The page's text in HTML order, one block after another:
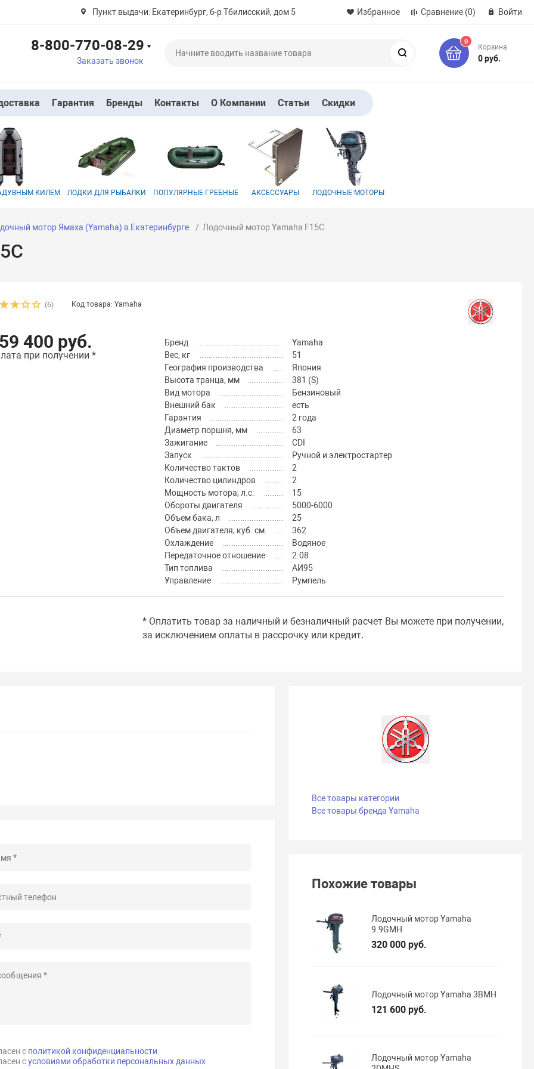
Пункт выдачи: Екатеринбург, б-р Тбилисский, дом 5 Избранное Сравнение (0) Войти
8-800-770-08-29
Заказать звонок
0
Корзина
0 руб.
Гарантия Бренды Контакты О Компании Статьи Скидки
КИЛЕМ ЛОДКИ ДЛЯ РЫБАЛКИ ПОПУЛЯРНЫЕ ГРЕБНЫЕ АКСЕССУАРЫ ЛОДОЧНЫЕ МОТОРЫ
мотор Ямаха (Yamaha) в Екатеринбурге Лодочный мотор Yamaha F15C
(6) Код товара: Yamaha
400 руб.
при получении *
Бренд
Yamaha
Вес, кг
51
География производства
Япония
Высота транца, мм
381 (S)
Вид мотора
Бензиновый
Внешний бак
есть
Гарантия
2 года
Диаметр поршня, мм
63
Зажигание
CDI
Запуск
Ручной и электростартер
Количество тактов
2
Количество цилиндров
2
Мощность мотора, л.с.
15
Обороты двигателя
5000-6000
Объем бака, л
25
Объем двигателя, куб. см.
362
Охлаждение
Водяное
Передаточное отношение
2.08
Тип топлива
АИ95
Управление
Румпель
* Оплатить товар за наличный и безналичный расчет Вы можете при получении,
за исключением оплаты в рассрочку или кредит.
с политикой конфиденциальности
сусловиями обработки персональных данных
Все товары категории
Все товары бренда Yamaha
Похожие товары
Лодочный мотор Yamaha
9.9GMH
320 000 руб.
Лодочный мотор Yamaha 3BMH
121 600 руб.
Лодочный мотор Yamaha